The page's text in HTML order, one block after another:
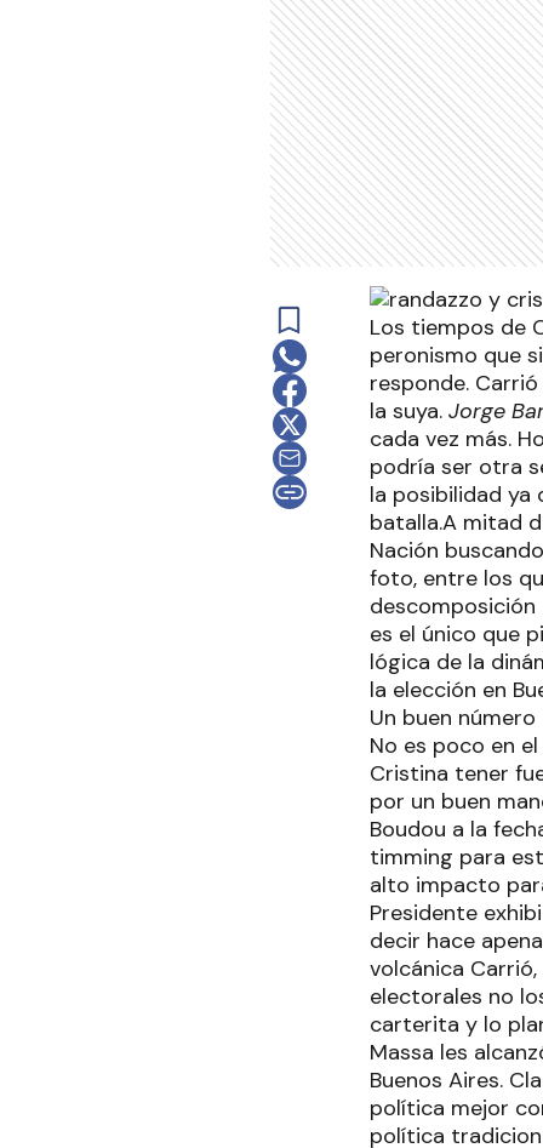
Los tiempos de
peronismo que
responde.
la suya. Jorge
cada vez más.
podría ser otra
la posibilidad ya
batalla.A mitad
Nación
foto, entre los
descomposición
es el único que
lógica de la
la elección en
Un buen
No es poco en
Cristina tener
por un buen
Boudou a la
timming para
alto impacto
Presidente
decir hace
volcánica
electorales no
carterita y lo
Massa les
Buenos Aires.
política mejor
política